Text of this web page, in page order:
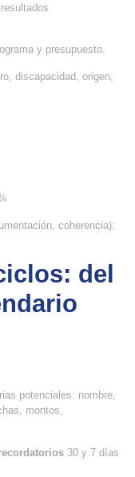
y presupuesto.
discapacidad, origen,
coherencia):
del
potenciales: nombre,
montos,
30 y 7 días